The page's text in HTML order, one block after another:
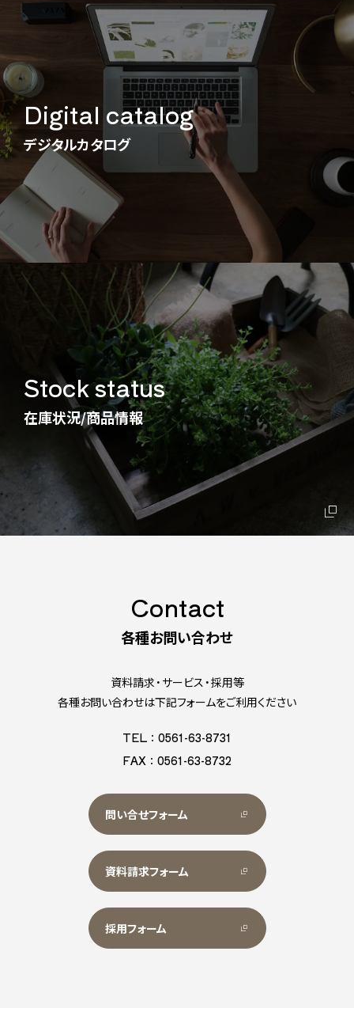
Digital catalog
デジタルカタログ
Stock status
在庫状況/商品情報
Contact
各種お問い合わせ
資料請求・サービス・採用等
各種お問い合わせは下記フォームをご利用ください
TEL：0561-63-8731
FAX：0561-63-8732
問い合せフォーム
資料請求フォーム
採用フォーム